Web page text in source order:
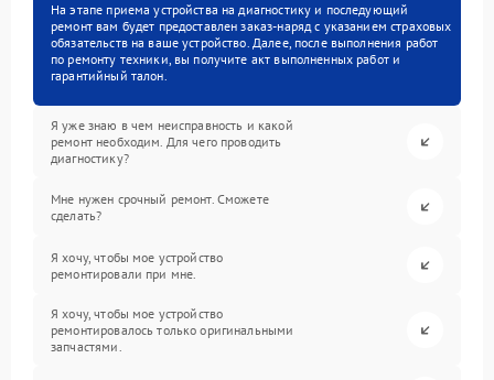
На этапе приема устройства на диагностику и последующий
ремонт вам будет предоставлен заказ-наряд с указанием страховых
обязательств на ваше устройство. Далее, после выполнения работ
по ремонту техники, вы получите акт выполненных работ и
гарантийный талон.
Я уже знаю в чем неисправность и какой
ремонт необходим. Для чего проводить
диагностику?
Мне нужен срочный ремонт. Сможете
сделать?
Я хочу, чтобы мое устройство
ремонтировали при мне.
Я хочу, чтобы мое устройство
ремонтировалось только оригинальными
запчастями.